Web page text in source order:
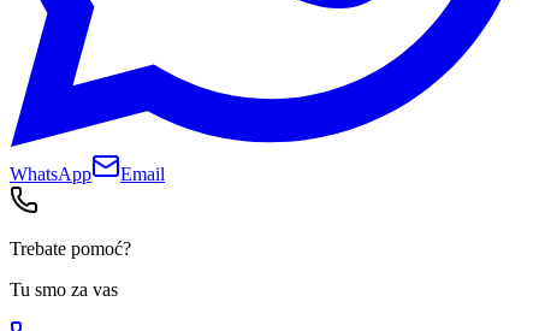
WhatsApp Email
Trebate pomoć?
Tu smo za vas